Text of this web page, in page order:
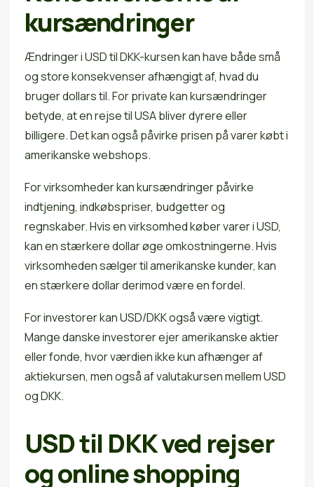
kursændringer
Ændringer i USD til DKK-kursen kan have både små
og store konsekvenser afhængigt af, hvad du
bruger dollars til. For private kan kursændringer
betyde, at en rejse til USA bliver dyrere eller
billigere. Det kan også påvirke prisen på varer købt i
amerikanske webshops.
For virksomheder kan kursændringer påvirke
indtjening, indkøbspriser, budgetter og
regnskaber. Hvis en virksomhed køber varer i USD,
kan en stærkere dollar øge omkostningerne. Hvis
virksomheden sælger til amerikanske kunder, kan
en stærkere dollar derimod være en fordel.
For investorer kan USD/DKK også være vigtigt.
Mange danske investorer ejer amerikanske aktier
eller fonde, hvor værdien ikke kun afhænger af
aktiekursen, men også af valutakursen mellem USD
og DKK.
USD til DKK ved rejser
og online shopping